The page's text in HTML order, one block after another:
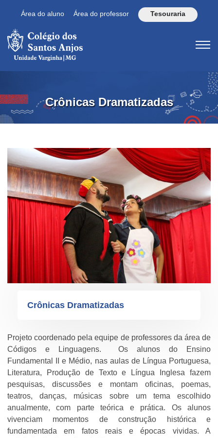
Área do aluno Área do professor Tesouraria
Crônicas Dramatizadas
Crônicas Dramatizadas
Projeto coordenado pela equipe de professores da área de
Códigos e Linguagens. Os alunos do Ensino
Fundamental II e Médio, nas aulas de Língua Portuguesa,
Literatura, Produção de Texto e Língua Inglesa fazem
pesquisas, discussões e montam oficinas, poemas,
teatros, danças, músicas sobre um tema escolhido
anualmente, com parte teórica e prática. Os alunos
vivenciam momentos de construção histórica e
fundamentada em fatos reais e épocas vividas. A